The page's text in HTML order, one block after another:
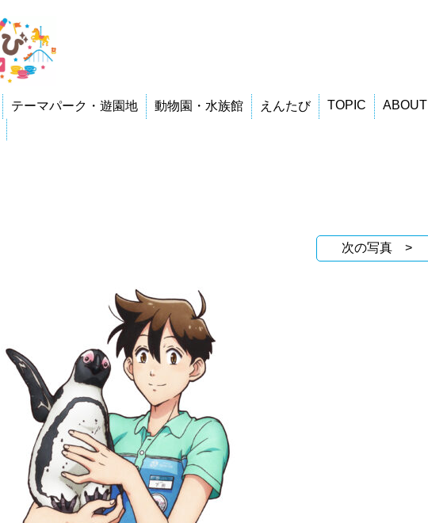
テーマパーク・遊園地 動物園・水族館 えんたび TOPIC ABOUT
次の写真 >